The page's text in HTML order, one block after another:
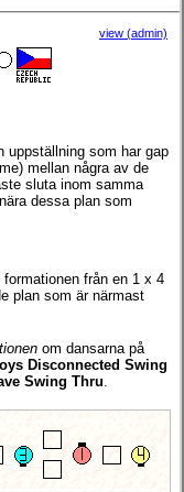
view (admin)
uppställning som har gap
mellan några av de
sluta inom samma
dessa plan som
från en 1 x 4
plan som är närmast
om dansarna på
Disconnected Swing
Swing Thru.